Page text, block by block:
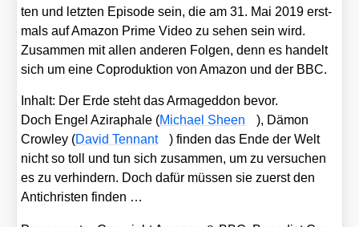
ten und letz­ten Epi­so­de sein, die am 31. Mai 2019 erst­
mals auf Ama­zon Prime Video zu sehen sein wird.
Zusam­men mit allen ande­ren Fol­gen, denn es han­delt
sich um eine Copro­duk­ti­on von Ama­zon und der BBC.
Inhalt: Der Erde steht das Arma­ged­don bevor.
Doch Engel Azi­ra­pha­le (Micha­el Sheen
), Dämon
Crow­ley (David Ten­n­ant
) fin­den das Ende der Welt
nicht so toll und tun sich zusam­men, um zu ver­su­chen
es zu ver­hin­dern. Doch dafür müs­sen sie zuerst den
Anti­chris­ten fin­den …